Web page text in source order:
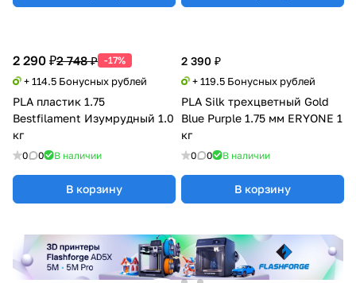
2 290 ₽2 748 ₽ -17%
+ 114.5 Бонусных рублей
PLA пластик 1.75
Bestfilament Изумрудный 1.0
кг
0 0 В наличии
В корзину
2 390 ₽
+ 119.5 Бонусных рублей
PLA Silk трехцветный Gold
Blue Purple 1.75 мм ERYONE 1
кг
0 0 В наличии
В корзину